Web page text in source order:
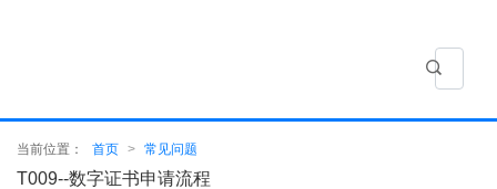
当前位置： 首页 > 常见问题
T009--数字证书申请流程